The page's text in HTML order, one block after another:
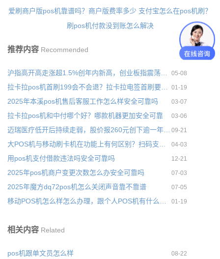
爱刷商户版pos机靠谱吗？商户版费率多少 支付宝怎么在pos机刷？
刷pos机付款没到账怎么解决
推荐内容 Recommended
05-08
01-19
2025年本溪pos机售后客服工作怎么样安全可靠吗 03-07
拉卡拉pos机和中付哪个好？哪款机器更加安全可靠 03-06
09-21
04-03
用pos机支付借款违法吗安全可靠吗 12-21
2025年pos机商户变更次数怎么办安全可靠吗 07-03
2025年魔方dq72pos机怎么关闭声音靠不靠谱 07-05
01-19
相关内容 Related
pos机跟单文员怎么样 08-22